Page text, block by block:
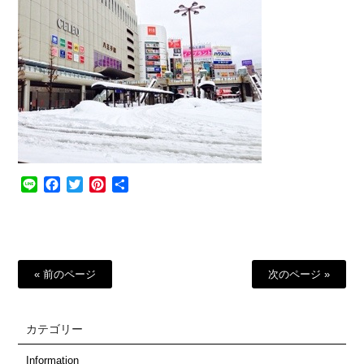
Line Facebook
TwitterPinterest
« 前のページ 次のページ »
カテゴリー
Information